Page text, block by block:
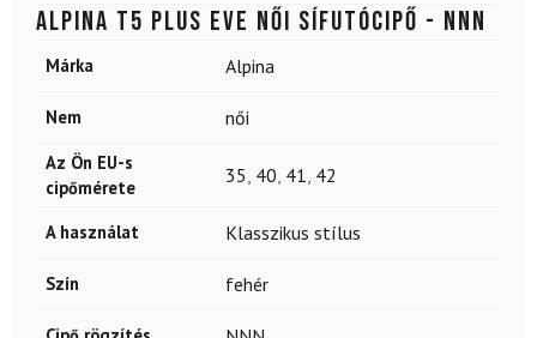
ALPINA T5 Plus Eve női sífutócipő - NNN
Márka Alpina
Nem női
Az Ön EU-s
cipőmérete
35 40 41 42
A használat Klasszikus stílus
Szín fehér